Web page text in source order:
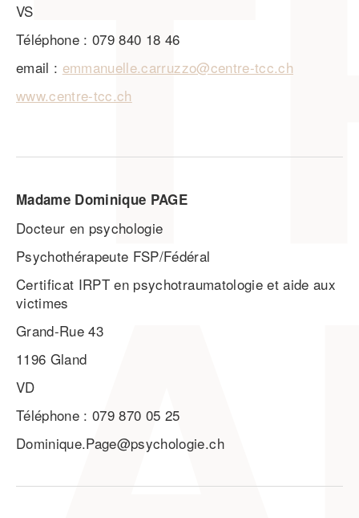
VS
Téléphone : 079 840 18 46
email : emmanuelle.carruzzo@centre-tcc.ch
www.centre-tcc.ch
Madame Dominique PAGE
Docteur en psychologie
Psychothérapeute FSP/Fédéral
Certificat IRPT en psychotraumatologie et aide aux
victimes
Grand-Rue 43
1196 Gland
VD
Téléphone : 079 870 05 25
Dominique.Page@psychologie.ch